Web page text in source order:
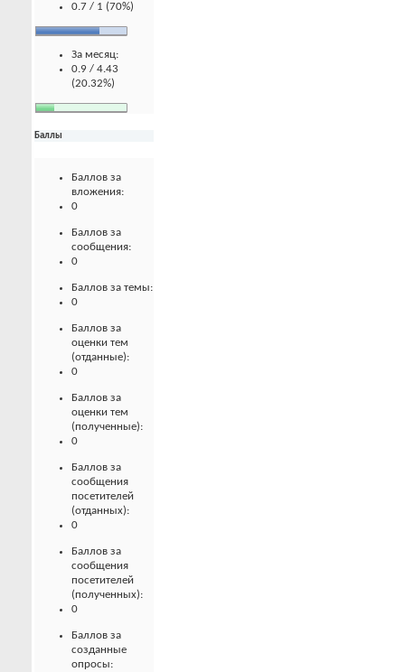
0.7 / 1 (70%)
За месяц:
0.9 / 4.43
(20.32%)
Баллы
Баллов за
вложения:
0
Баллов за
сообщения:
0
Баллов за темы:
0
Баллов за
оценки тем
(отданные):
0
Баллов за
оценки тем
(полученные):
0
Баллов за
сообщения
посетителей
(отданных):
0
Баллов за
сообщения
посетителей
(полученных):
0
Баллов за
созданные
опросы: